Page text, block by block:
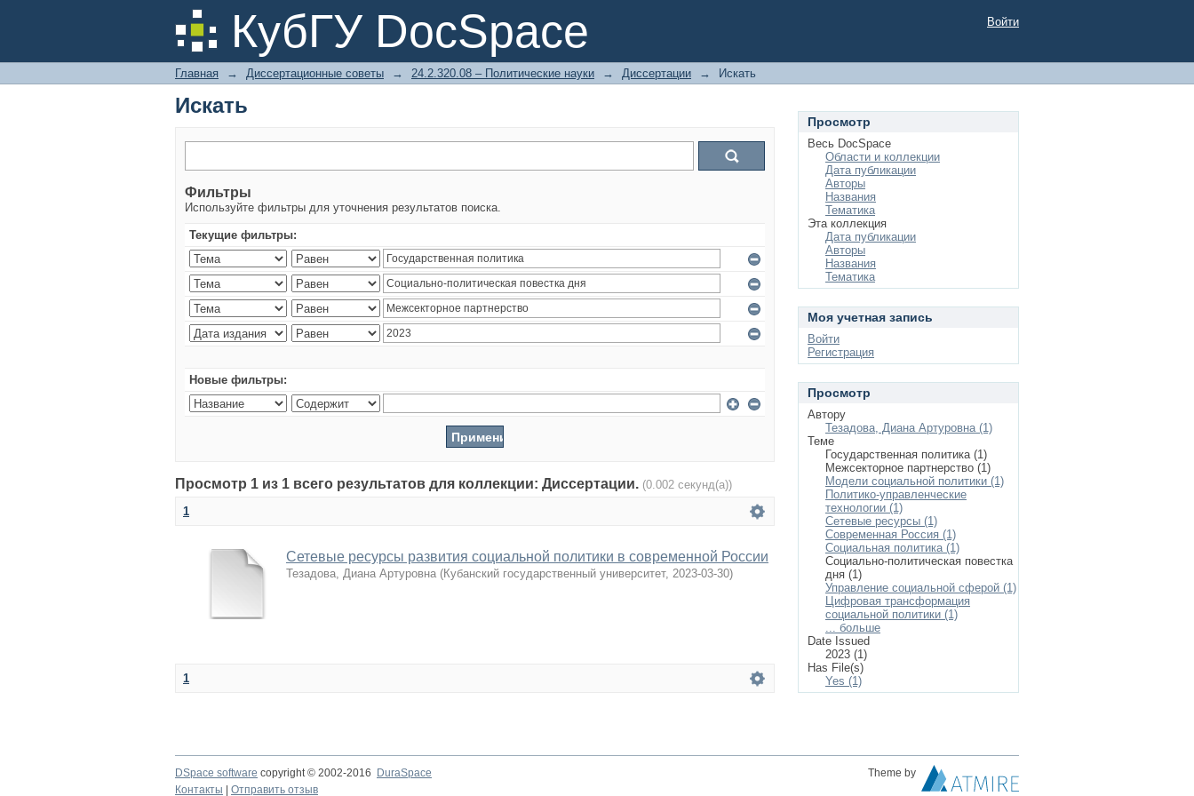
КубГУ DocSpace
Искать Войти
Главная → Диссертационные советы → 24.2.320.08 – Политические науки → Диссертации → Искать
Искать
Фильтры
Используйте фильтры для уточнения результатов поиска.
Текущие фильтры:
Новые фильтры:
Просмотр 1 из 1 всего результатов для коллекции: Диссертации. (0.002 секунд(а))
1
Сетевые ресурсы развития социальной политики в современной России
Тезадова, Диана Артуровна (Кубанский государственный университет, 2023-03-30)
1
Просмотр
Весь DocSpace
Области и коллекции
Дата публикации
Авторы
Названия
Тематика
Эта коллекция
Дата публикации
Авторы
Названия
Тематика
Моя учетная запись
Войти
Регистрация
Просмотр
Автору
Тезадова, Диана Артуровна (1)
Теме
Государственная политика (1)
Межсекторное партнерство (1)
Модели социальной политики (1)
Политико-управленческие
технологии (1)
Сетевые ресурсы (1)
Современная Россия (1)
Социальная политика (1)
Социально-политическая повестка
дня (1)
Управление социальной сферой (1)
Цифровая трансформация
социальной политики (1)
... больше
Date Issued
2023 (1)
Has File(s)
Yes (1)
DSpace software copyright © 2002-2016 DuraSpace
Theme by
Контакты
Отправить отзыв